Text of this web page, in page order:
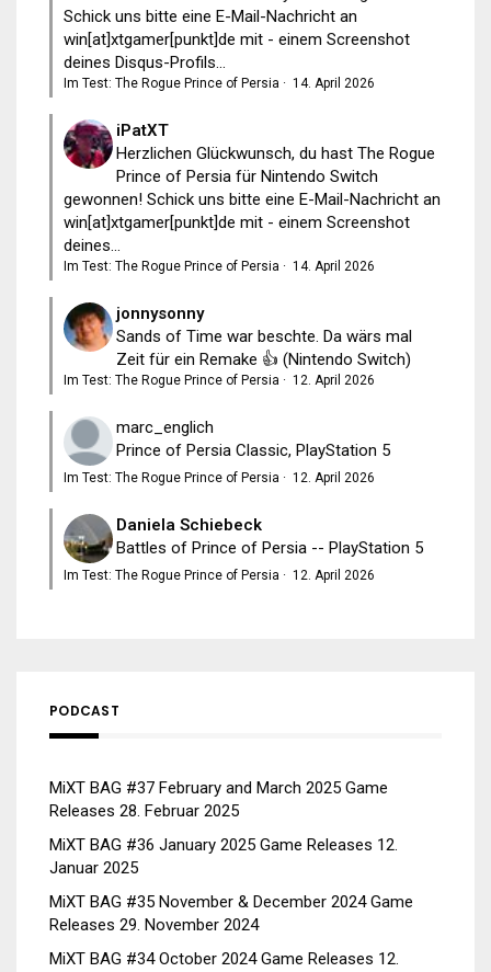
Schick uns bitte eine E-Mail-Nachricht an
win[at]xtgamer[punkt]de mit - einem Screenshot
deines Disqus-Profils...
Im Test: The Rogue Prince of Persia · 14. April 2026
iPatXT
Herzlichen Glückwunsch, du hast The Rogue
Prince of Persia für Nintendo Switch
gewonnen! Schick uns bitte eine E-Mail-Nachricht an
win[at]xtgamer[punkt]de mit - einem Screenshot
deines...
Im Test: The Rogue Prince of Persia · 14. April 2026
jonnysonny
Sands of Time war beschte. Da wärs mal
Zeit für ein Remake 👍 (Nintendo Switch)
Im Test: The Rogue Prince of Persia · 12. April 2026
marc_englich
Prince of Persia Classic, PlayStation 5
Im Test: The Rogue Prince of Persia · 12. April 2026
Daniela Schiebeck
Battles of Prince of Persia -- PlayStation 5
Im Test: The Rogue Prince of Persia · 12. April 2026
PODCAST
MiXT BAG #37 February and March 2025 Game
Releases 28. Februar 2025
MiXT BAG #36 January 2025 Game Releases 12.
Januar 2025
MiXT BAG #35 November & December 2024 Game
Releases 29. November 2024
MiXT BAG #34 October 2024 Game Releases 12.